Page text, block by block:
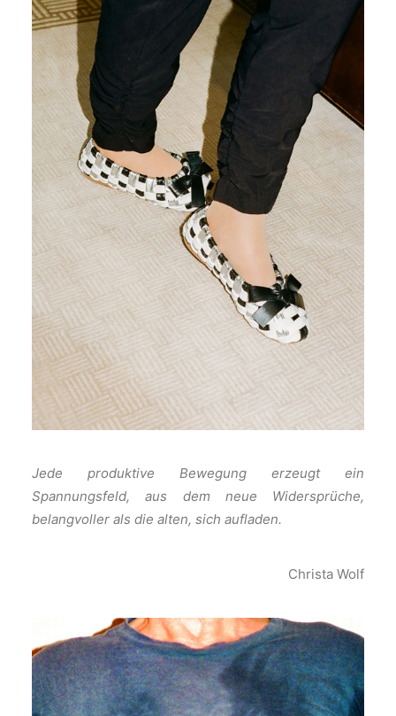
Jede produktive Bewegung erzeugt ein
Spannungsfeld, aus dem neue Widersprüche,
belangvoller als die alten, sich aufladen.
Christa Wolf